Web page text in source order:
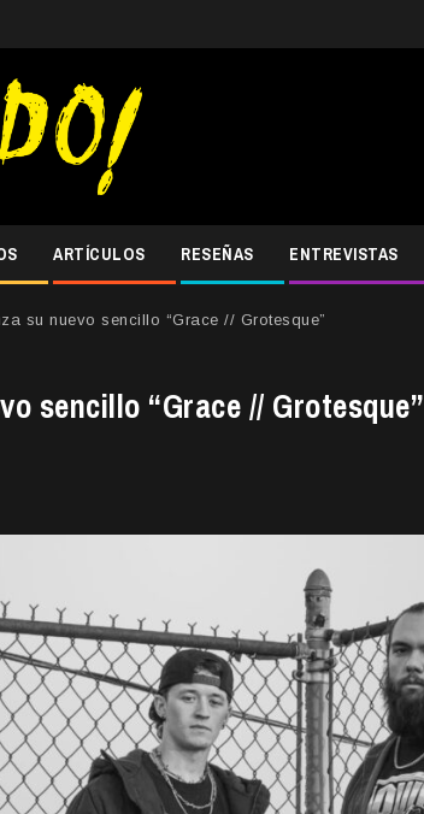
ARTÍCULOS RESEÑAS ENTREVISTAS
su nuevo sencillo “Grace // Grotesque”
sencillo “Grace // Grotesque”